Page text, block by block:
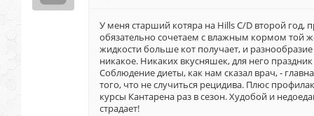
У меня старший котяра на Hills C/D второй год,
обязательно сочетаем с влажным кормом той
жидкости больше кот получает, и разнообразие
никакое. Никаких вкусняшек, для него
Соблюдение диеты, как нам сказал врач, -
того, что не случиться рецидива. Плюс
курсы Кантарена раз в сезон. Худобой и
страдает!